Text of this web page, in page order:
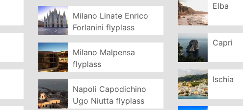
Milano Linate Enrico
Forlanini flyplass
Milano Malpensa
flyplass
Napoli Capodichino
Ugo Niutta flyplass
Elba
Capri
Ischia